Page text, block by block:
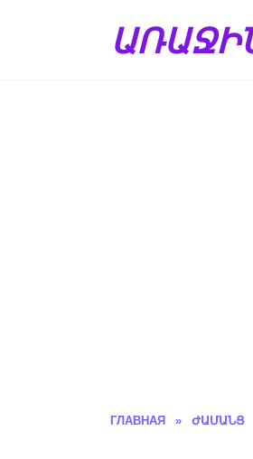
ГЛАВНАЯ » ԺԱՄԱՆՑ